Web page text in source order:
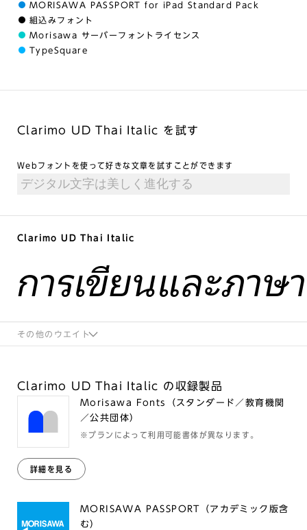
MORISAWA PASSPORT for iPad Standard Pack
組込みフォント
Morisawa サーバーフォントライセンス
TypeSquare
Clarimo UD Thai Italic を試す
Webフォントを使って好きな文章を試すことができます
Clarimo UD Thai Italic
การเขียนและภาษ
その他のウエイト
Clarimo UD Thai Italic の収録製品
Morisawa Fonts（スタンダード／教育機関
／公共団体）
※プランによって利用可能書体が異なります。
詳細を見る
MORISAWA PASSPORT（アカデミック版含
む）